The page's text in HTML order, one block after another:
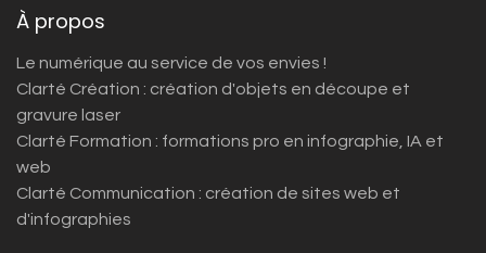
À propos
Le numérique au service de vos envies !
Clarté Création : création d'objets en découpe et
gravure laser
Clarté Formation : formations pro en infographie, IA et
web
Clarté Communication : création de sites web et
d'infographies